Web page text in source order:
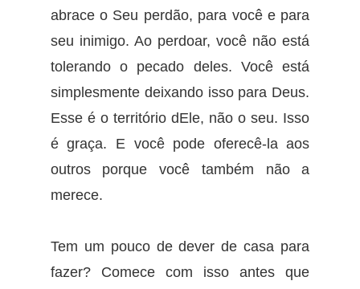
abrace o Seu perdão, para você e para
seu inimigo. Ao perdoar, você não está
tolerando o pecado deles. Você está
simplesmente deixando isso para Deus.
Esse é o território dEle, não o seu. Isso
é graça. E você pode oferecê-la aos
outros porque você também não a
merece.
Tem um pouco de dever de casa para
fazer? Comece com isso antes que